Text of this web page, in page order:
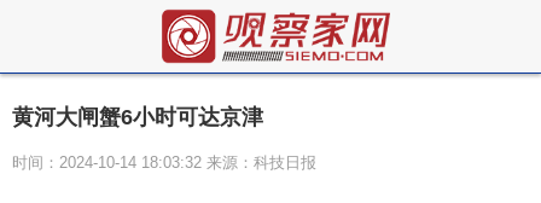
黄河大闸蟹6小时可达京津
时间：2024-10-14 18:03:32 来源：科技日报